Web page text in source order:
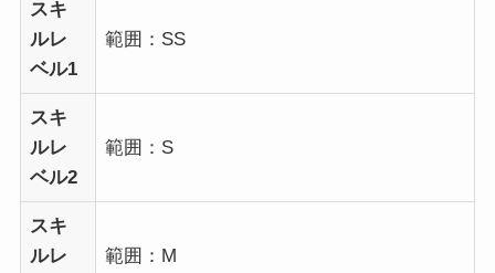
スキ
ルレ
ベル1
範囲：SS
スキ
ルレ
ベル2
範囲：S
スキ
ルレ
範囲：M